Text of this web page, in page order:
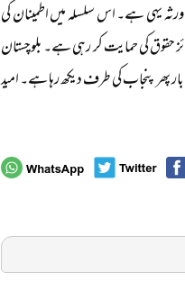
ورثہ یہی ہے۔ اس سلسلہ میں اطمینان کی
حقوق کی حمایت کر رہی ہے۔ بلوچستان
پھر پنجاب کی طرف دیکھ رہا ہے۔ امید